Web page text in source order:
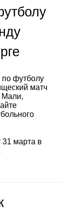
футболу
матч
Мали,
31 марта в